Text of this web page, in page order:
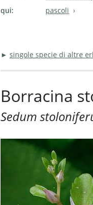
qui:
pascoli
► singole specie di altre
Borracina
Sedum